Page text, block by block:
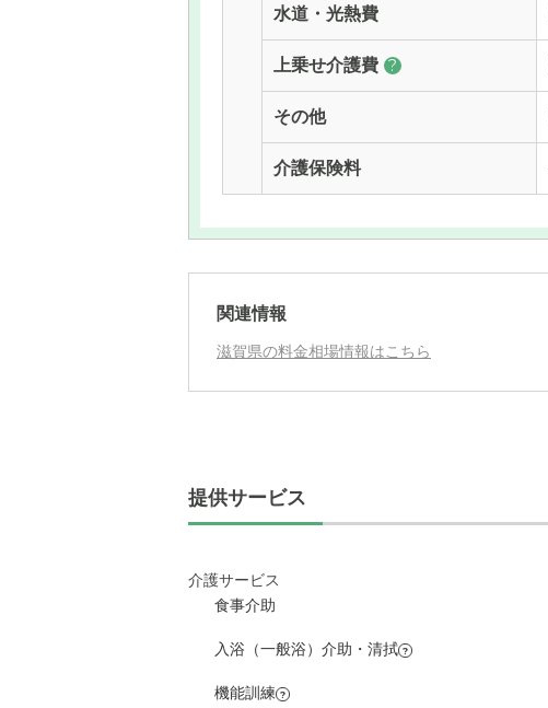
水道・光熱費
上乗せ介護費 ?
その他
介護保険料
関連情報
滋賀県の料金相場情報はこちら
提供サービス
介護サービス
食事介助
入浴（一般浴）介助・清拭 ?
機能訓練 ?